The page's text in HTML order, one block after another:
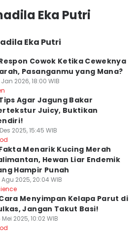
Eka Putri
Eka Putri
Cowok Ketika Ceweknya
Pasanganmu yang Mana?
Jan 2026, 18:00 WIB
Agar Jagung Bakar
Juicy, Buktikan
2025, 15:45 WIB
Menarik Kucing Merah
Hewan Liar Endemik
Hampir Punah
Agu 2025, 20:04 WIB
Menyimpan Kelapa Parut di
Jangan Takut Basi!
Mei 2025, 10:02 WIB